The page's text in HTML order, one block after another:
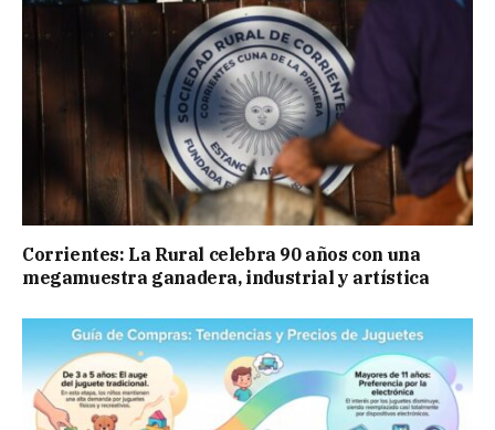
Corrientes: La Rural celebra 90 años con una
megamuestra ganadera, industrial y artística